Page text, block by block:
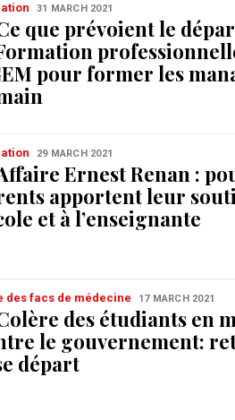
31 MARCH 2021
que prévoient le
pour former les
29 MARCH 2021
Ernest Renan :
apportent leur
et à l’enseignante
des facs de médecine 17 MARCH 2021
des étudiants en
le gouvernement:
départ